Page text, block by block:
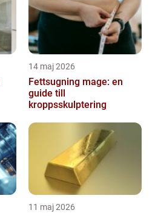
14 maj 2026
Fettsugning mage: en
guide till
kroppsskulptering
11 maj 2026